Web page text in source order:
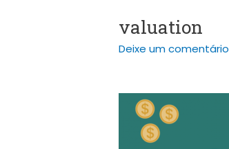
valuation
Deixe um comentário